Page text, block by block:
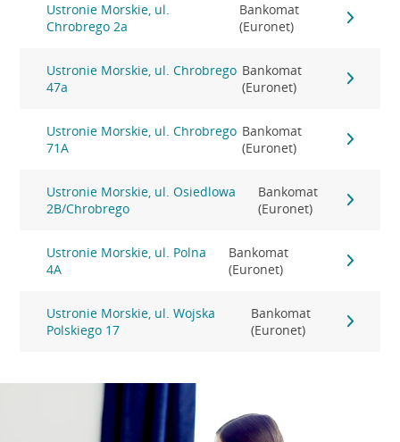
Ustronie Morskie, ul.
Chrobrego 2a
Bankomat
(Euronet)
Ustronie Morskie, ul. Chrobrego
47a
Bankomat
(Euronet)
Ustronie Morskie, ul. Chrobrego
71A
Bankomat
(Euronet)
Ustronie Morskie, ul. Osiedlowa
2B/Chrobrego
Bankomat
(Euronet)
Ustronie Morskie, ul. Polna
4A
Bankomat
(Euronet)
Ustronie Morskie, ul. Wojska
Polskiego 17
Bankomat
(Euronet)